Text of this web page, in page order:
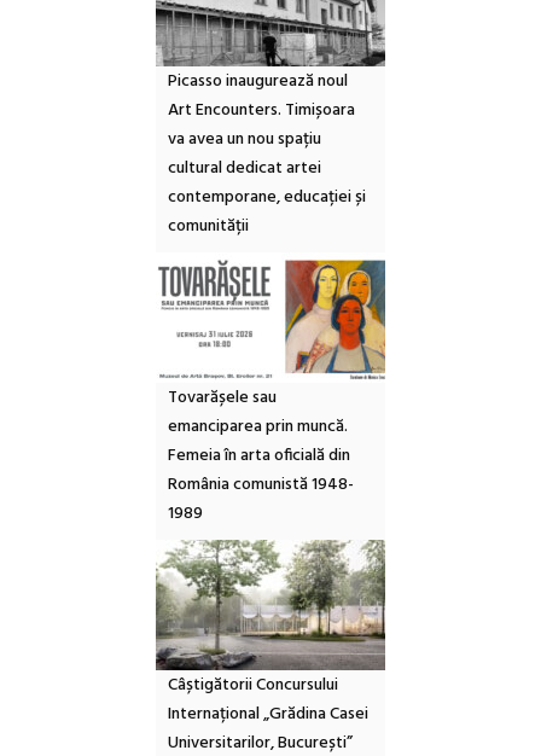
Picasso inaugurează noul
Art Encounters. Timișoara
va avea un nou spațiu
cultural dedicat artei
contemporane, educației și
comunității
Tovarășele sau
emanciparea prin muncă.
Femeia în arta oficială din
România comunistă 1948-
1989
Câștigătorii Concursului
Internațional „Grădina Casei
Universitarilor, București”